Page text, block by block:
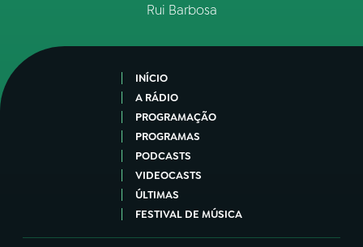
Rui Barbosa
INÍCIO
A RÁDIO
PROGRAMAÇÃO
PROGRAMAS
PODCASTS
VIDEOCASTS
ÚLTIMAS
FESTIVAL DE MÚSICA